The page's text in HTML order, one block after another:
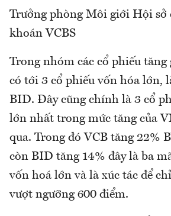
Trưởng phòng Môi giới Hội sở
khoán VCBS
Trong nhóm các cổ phiếu
có tới 3 cổ phiếu vốn hóa lớn,
BID. Đây cũng chính là 3 cổ
lớn nhất trong mức tăng của
qua. Trong đó VCB tăng 22%
còn BID tăng 14% đây là ba
vốn hoá lớn và là xúc tác để
vượt ngưỡng 600 điểm.